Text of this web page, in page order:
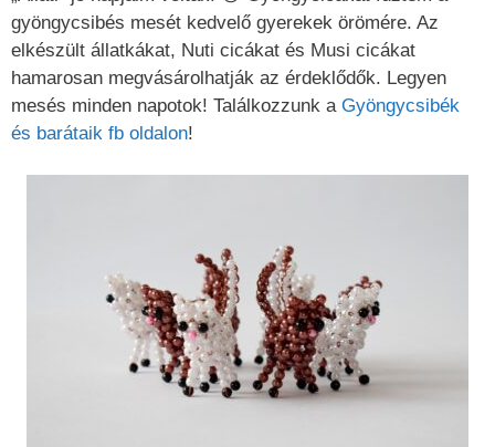
gyöngycsibés mesét kedvelő gyerekek örömére. Az
elkészült állatkákat, Nuti cicákat és Musi cicákat
hamarosan megvásárolhatják az érdeklődők. Legyen
mesés minden napotok! Találkozzunk a Gyöngycsibék
és barátaik fb oldalon!